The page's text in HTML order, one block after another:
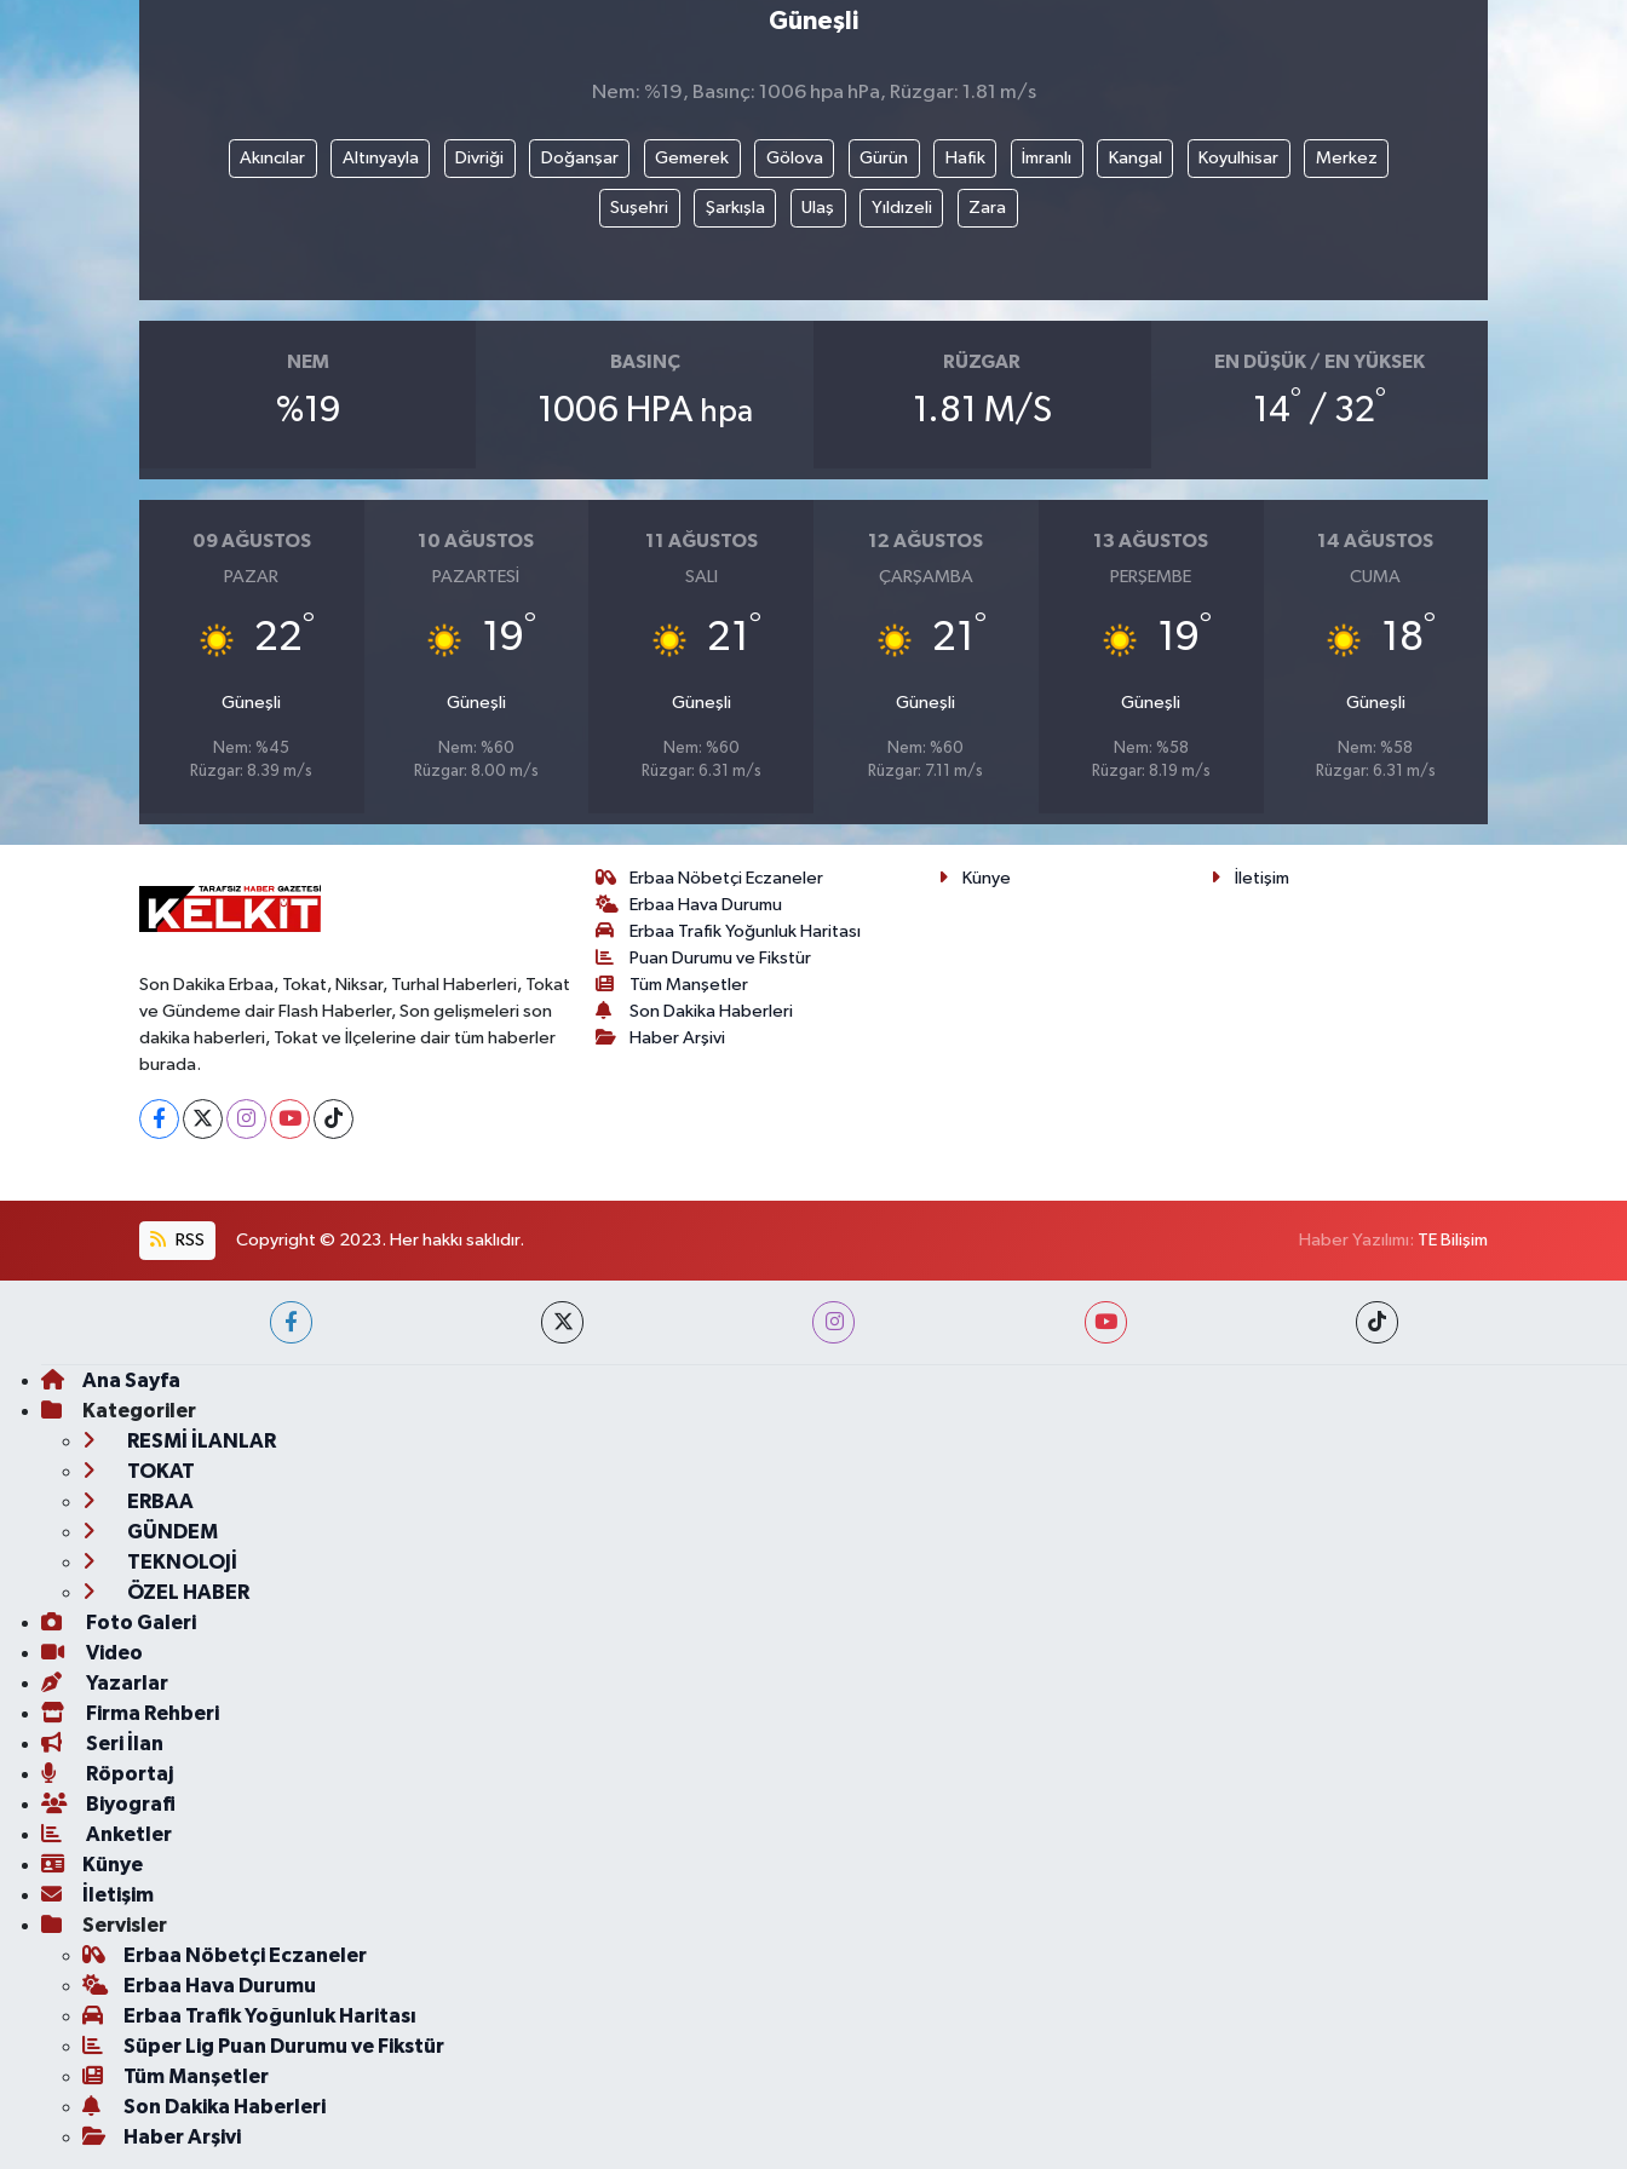
Güneşli
Nem: %19, Basınç: 1006 hpa hPa, Rüzgar: 1.81 m/s
Akıncılar Altınyayla Divriği Doğanşar Gemerek Gölova Gürün Hafik İmranlı Kangal Koyulhisar Merkez
Suşehri Şarkışla Ulaş Yıldızeli Zara
NEM
%19
BASINÇ
1006 HPA hpa
RÜZGAR
1.81 M/S
EN DÜŞÜK / EN YÜKSEK
14° / 32°
09 AĞUSTOS
PAZAR
22°
Güneşli
Nem: %45
Rüzgar: 8.39 m/s
10 AĞUSTOS
PAZARTESI
19°
Güneşli
Nem: %60
Rüzgar: 8.00 m/s
11 AĞUSTOS
SALI
21 °
Güneşli
Nem: %60
Rüzgar: 6.31 m/s
12 AĞUSTOS
ÇARŞAMBA
21 °
Güneşli
Nem: %60
Rüzgar: 7.11 m/s
13 AĞUSTOS
PERŞEMBE
19°
Güneşli
Nem: %58
Rüzgar: 8.19 m/s
14 AĞUSTOS
CUMA
18°
Güneşli
Nem: %58
Rüzgar: 6.31 m/s
Son Dakika Erbaa, Tokat, Niksar, Turhal Haberleri, Tokat
ve Gündeme dair Flash Haberler, Son gelişmeleri son
dakika haberleri, Tokat ve İlçelerine dair tüm haberler
burada.
Erbaa Nöbetçi Eczaneler
Erbaa Hava Durumu
Erbaa Trafik Yoğunluk Haritası
Puan Durumu ve Fikstür
Tüm Manşetler
Son Dakika Haberleri
Haber Arşivi
Künye İletişim
RSS Copyright © 2023. Her hakkı saklıdır. Haber Yazılımı: TE Bilişim
Ana Sayfa
Kategoriler
RESMİ İLANLAR
TOKAT
ERBAA
GÜNDEM
TEKNOLOJİ
ÖZEL HABER
Foto Galeri
Video
Yazarlar
Firma Rehberi
Seri İlan
Röportaj
Biyografi
Anketler
Künye
İletişim
Servisler
Erbaa Nöbetçi Eczaneler
Erbaa Hava Durumu
Erbaa Trafik Yoğunluk Haritası
Süper Lig Puan Durumu ve Fikstür
Tüm Manşetler
Son Dakika Haberleri
Haber Arşivi